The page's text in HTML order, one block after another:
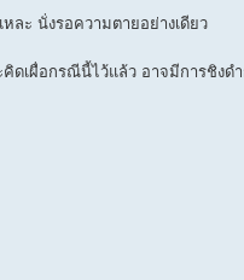
ละ นั่งรอความตายอย่างเดียว
เผื่อกรณีนี้ไว้แล้ว อาจมีการชิงด